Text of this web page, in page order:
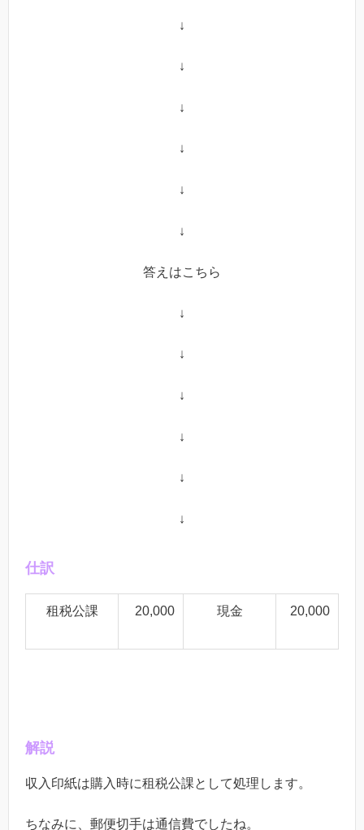
↓
↓
↓
↓
↓
↓
答えはこちら
↓
↓
↓
↓
↓
↓
仕訳
租税公課 20,000 現金 20,000
解説
収入印紙は購入時に租税公課として処理します。
ちなみに、郵便切手は通信費でしたね。